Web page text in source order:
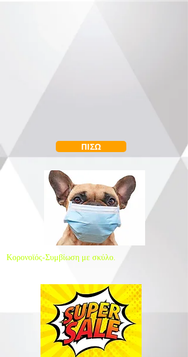
ΠΙΣΩ
Κορονοϊός-Συμβίωση με σκύλο.